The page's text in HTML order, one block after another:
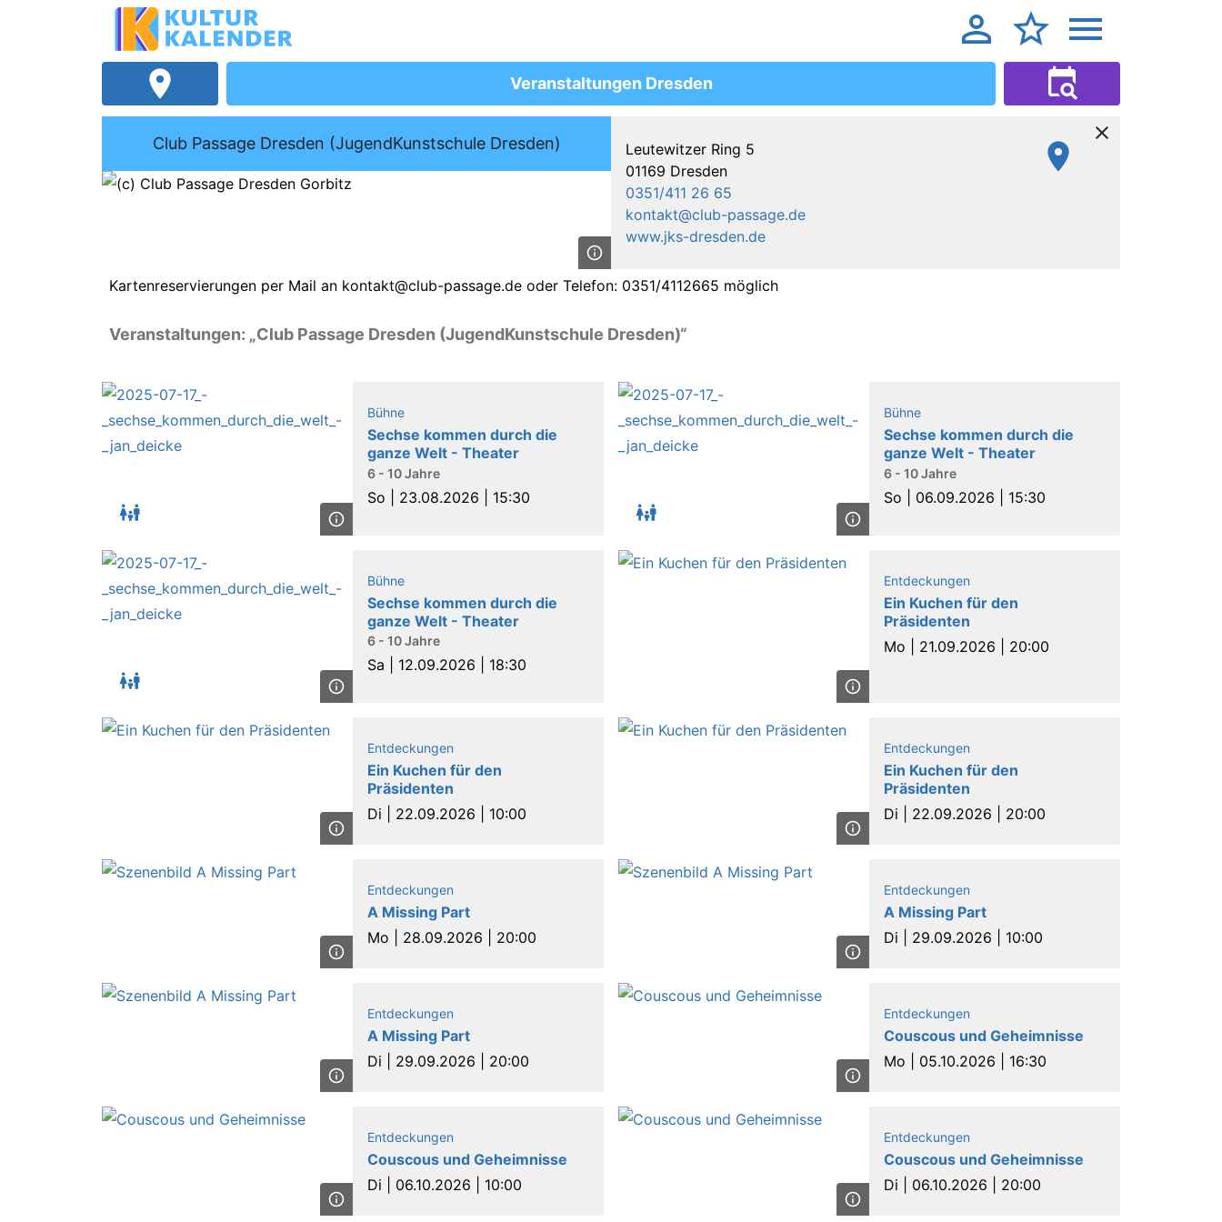
Veranstaltungen Dresden
Club Passage Dresden (JugendKunstschule Dresden)
Leutewitzer Ring 5
01169 Dresden
0351/411 26 65
kontakt@club-passage.de
www.jks-dresden.de
Kartenreservierungen per Mail an kontakt@club-passage.de oder Telefon: 0351/4112665 möglich
Veranstaltungen: „Club Passage Dresden (JugendKunstschule Dresden)“
Bühne
Sechse kommen durch die
ganze Welt - Theater
6 - 10 Jahre
So | 23.08.2026 | 15:30
Bühne
Sechse kommen durch die
ganze Welt - Theater
6 - 10 Jahre
So | 06.09.2026 | 15:30
Bühne
Sechse kommen durch die
ganze Welt - Theater
6 - 10 Jahre
Sa | 12.09.2026 | 18:30
Entdeckungen
Ein Kuchen für den
Präsidenten
Mo | 21.09.2026 | 20:00
Entdeckungen
Ein Kuchen für den
Präsidenten
Di | 22.09.2026 | 10:00
Entdeckungen
Ein Kuchen für den
Präsidenten
Di | 22.09.2026 | 20:00
Entdeckungen
A Missing Part
Mo | 28.09.2026 | 20:00
Entdeckungen
A Missing Part
Di | 29.09.2026 | 10:00
Entdeckungen
A Missing Part
Di | 29.09.2026 | 20:00
Entdeckungen
Couscous und Geheimnisse
Mo | 05.10.2026 | 16:30
Entdeckungen
Couscous und Geheimnisse
Di | 06.10.2026 | 10:00
Entdeckungen
Couscous und Geheimnisse
Di | 06.10.2026 | 20:00